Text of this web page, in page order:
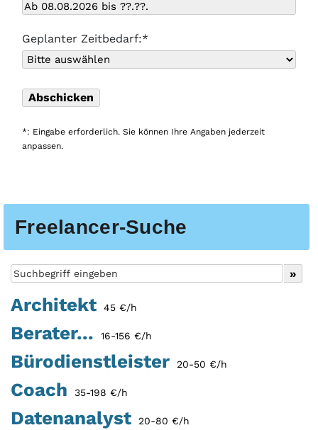
Freelancer-Suche
Architekt 45 €/h
Berater... 16-156 €/h
Bürodienstleister 20-50 €/h
Coach 35-198 €/h
Datenanalyst 20-80 €/h
Geplanter Zeitbedarf:*
*: Eingabe erforderlich. Sie können Ihre Angaben jederzeit
anpassen.